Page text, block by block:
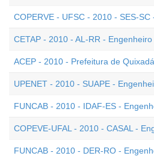
COPERVE - UFSC - 2010 - SES-
CETAP - 2010 - AL-RR - Engenheiro
ACEP - 2010 - Prefeitura de
UPENET - 2010 - SUAPE -
FUNCAB - 2010 - IDAF-ES -
COPEVE-UFAL - 2010 - CASAL -
FUNCAB - 2010 - DER-RO -